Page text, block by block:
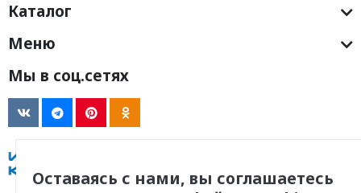
Каталог
Меню
Мы в соц.сетях
Оставаясь с нами, вы соглашаетесь